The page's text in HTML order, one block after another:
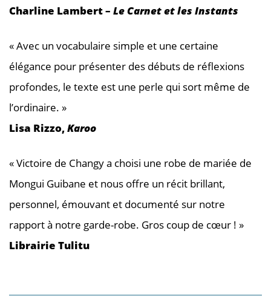
Charline Lambert – Le Carnet et les Instants
« Avec un vocabulaire simple et une certaine
élégance pour présenter des débuts de réflexions
profondes, le texte est une perle qui sort même de
l’ordinaire. »
Lisa Rizzo,Karoo
« Victoire de Changy a choisi une robe de mariée de
Mongui Guibane et nous offre un récit brillant,
personnel, émouvant et documenté sur notre
rapport à notre garde-robe. Gros coup de cœur ! »
Librairie Tulitu